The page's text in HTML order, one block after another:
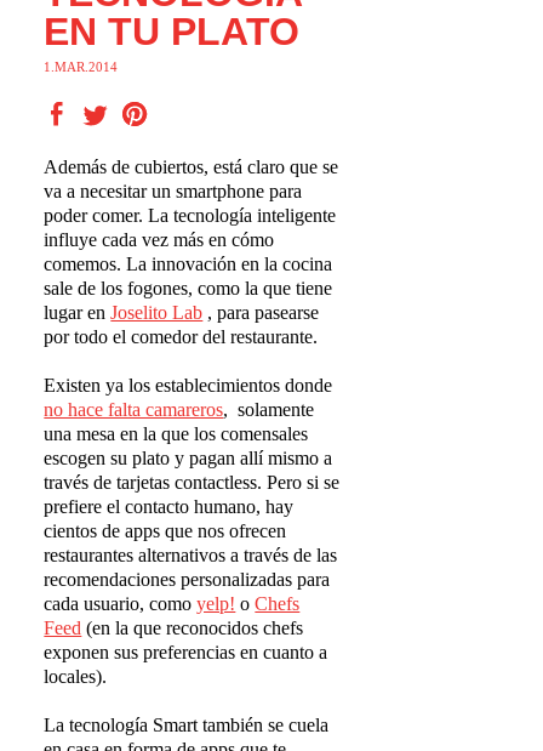
EN TU PLATO
1.MAR.2014
Además de cubiertos, está claro que se
va a necesitar un smartphone para
poder comer. La tecnología inteligente
influye cada vez más en cómo
comemos. La innovación en la cocina
sale de los fogones, como la que tiene
lugar enJoselito Lab , para pasearse
por todo el comedor del restaurante.
Existen ya los establecimientos donde
no hace falta camareros, solamente
una mesa en la que los comensales
escogen su plato y pagan allí mismo a
través de tarjetas contactless. Pero si se
prefiere el contacto humano, hay
cientos de apps que nos ofrecen
restaurantes alternativos a través de las
recomendaciones personalizadas para
cada usuario, comoyelp! oChefs
Feed (en la que reconocidos chefs
exponen sus preferencias en cuanto a
locales).
La tecnología Smart también se cuela